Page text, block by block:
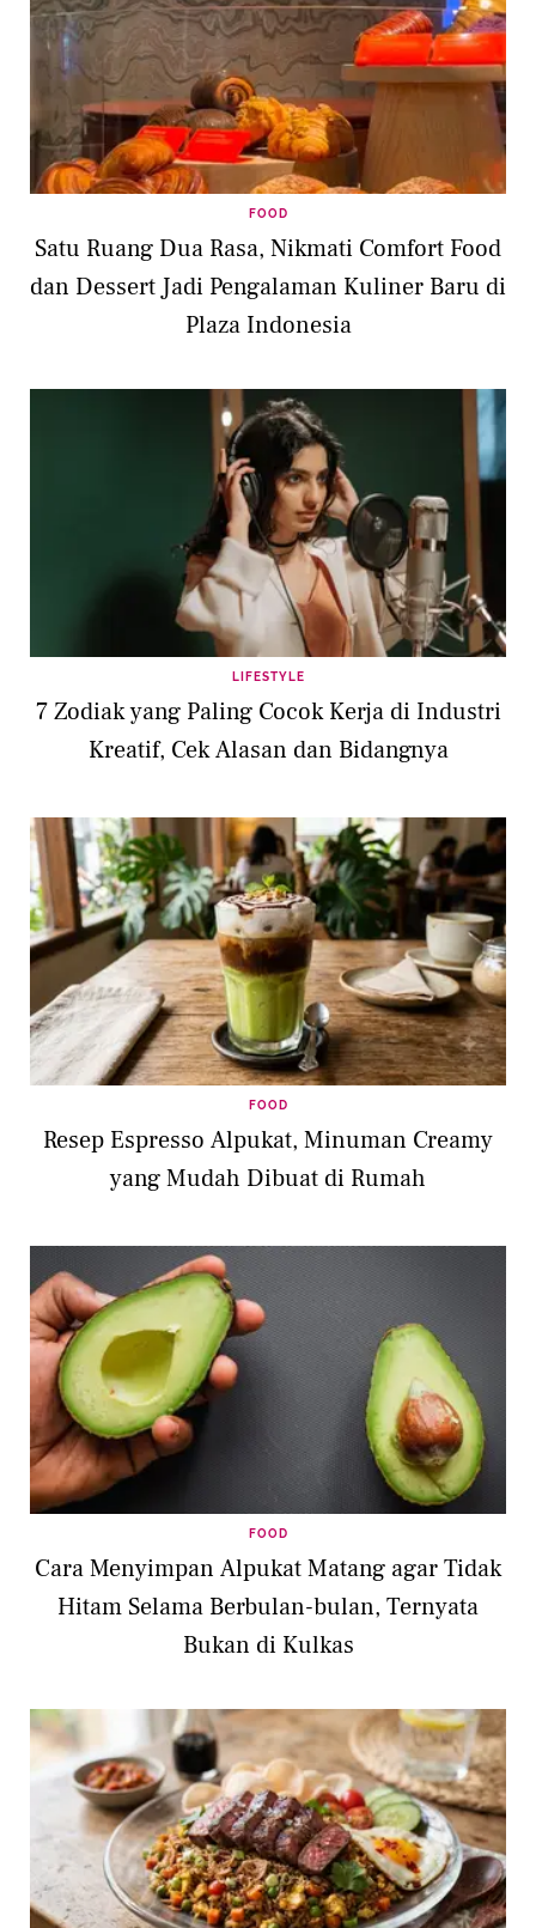
FOOD
Satu Ruang Dua Rasa, Nikmati Comfort Food
dan Dessert Jadi Pengalaman Kuliner Baru di
Plaza Indonesia
LIFESTYLE
7 Zodiak yang Paling Cocok Kerja di Industri
Kreatif, Cek Alasan dan Bidangnya
FOOD
Resep Espresso Alpukat, Minuman Creamy
yang Mudah Dibuat di Rumah
FOOD
Cara Menyimpan Alpukat Matang agar Tidak
Hitam Selama Berbulan-bulan, Ternyata
Bukan di Kulkas